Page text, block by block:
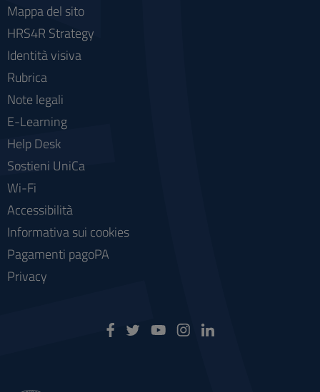
Mappa del sito
HRS4R Strategy
Identità visiva
Rubrica
Note legali
E-Learning
Help Desk
Sostieni UniCa
Wi-Fi
Accessibilità
Informativa sui cookies
Pagamenti pagoPA
Privacy